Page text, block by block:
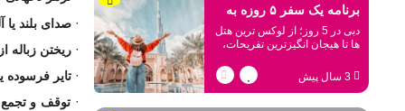
·صدای بلند
·ریختن زباله
·تایر فرسوده
· توقف و
برنامه یک سفر ۵ روزه به
دبی
دبی در 5 روز؛ از لوکس ترین هتل
ها تا هیجان انگیزترین تفریحات،
تاریخی
3 سال پیش